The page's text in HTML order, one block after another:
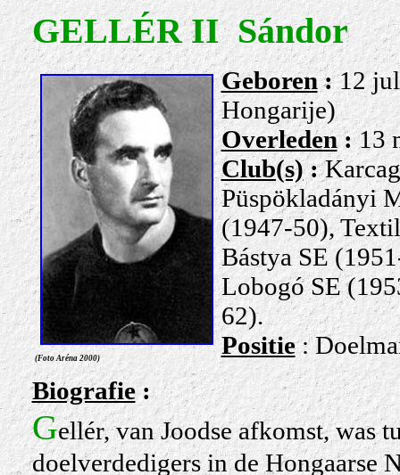
GELLÉR II Sándor
(Foto Aréna 2000)
Geboren:12
Hongarije)
Overleden:13
Club(s):
Püspökladányi
(1947-50),
Bástya SE
Lobogó SE
62).
Positie :
Biografie:
Gellér, van Joodse afkomst, was
doelverdedigers in de Hongaarse